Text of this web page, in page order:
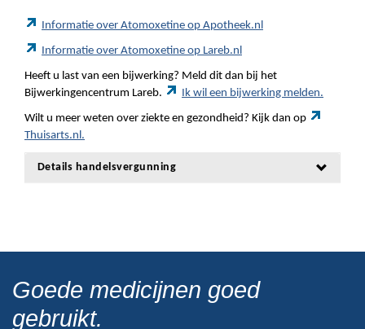
Informatie over Atomoxetine op Apotheek.nl
Informatie over Atomoxetine op Lareb.nl
Heeft u last van een bijwerking? Meld dit dan bij het
Bijwerkingencentrum Lareb.
Ik wil een bijwerking melden.
Wilt u meer weten over ziekte en gezondheid? Kijk dan op
Thuisarts.nl.
Details handelsvergunning
Goede medicijnen goed
gebruikt.